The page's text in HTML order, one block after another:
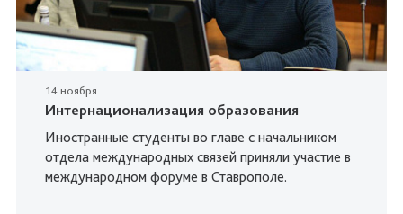
14 ноября
Интернационализация образования
Иностранные студенты во главе с начальником
отдела международных связей приняли участие в
международном форуме в Ставрополе.